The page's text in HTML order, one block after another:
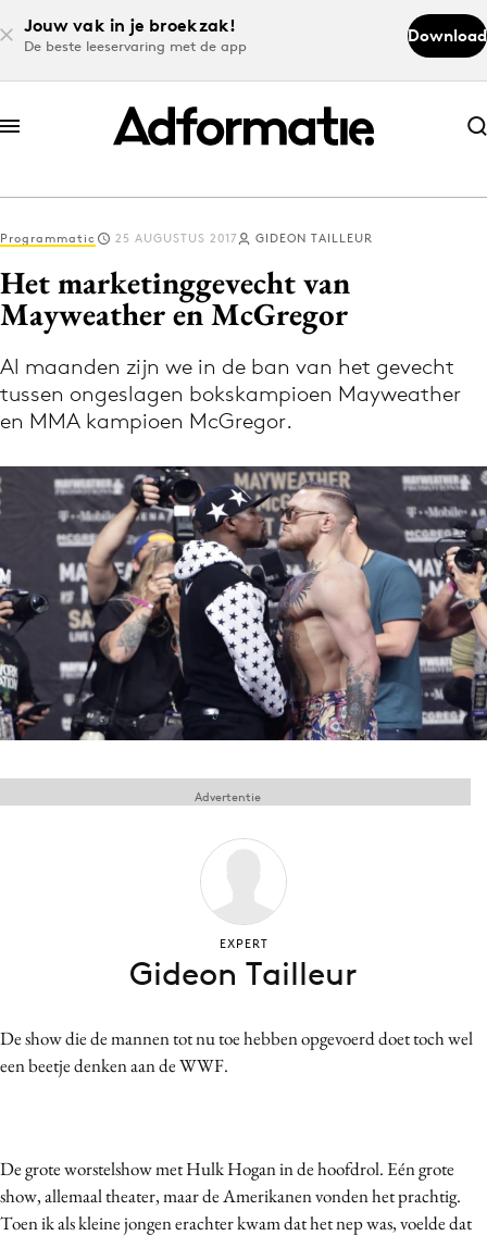
Jouw vak in je broekzak!
De beste leeservaring met de app
Download
Abonneer nu
Abonneer nu
Log in
Download de app
Volg het laatste nieuws via de Adformatie
Nieuws app
Menu
Home
9 sept: GenAI-training
12 nov: MarketingLive!
Adverteren
Events
Opleidingen
Vacatures
Artificial Intelligence
Campagnes
Carriere
Customer Experience
Data & Insights
Design
Programmatic 25 AUGUSTUS 2017 GIDEON TAILLEUR
Het marketinggevecht van
Mayweather en McGregor
Al maanden zijn we in de ban van het gevecht
tussen ongeslagen bokskampioen Mayweather
en MMA kampioen McGregor.
De show die de mannen tot nu toe hebben opgevoerd doet toch wel
een beetje denken aan de WWF.
De grote worstelshow met Hulk Hogan in de hoofdrol. Eén grote
show, allemaal theater, maar de Amerikanen vonden het prachtig.
Toen ik als kleine jongen erachter kwam dat het nep was, voelde dat
Advertentie
EXPERT
Gideon Tailleur